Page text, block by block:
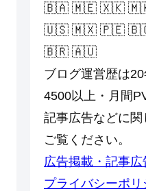
🇧🇦 🇲🇪 🇽🇰
🇺🇸 🇲🇽 🇵🇪
🇧🇷 🇦🇺
ブログ運営歴は
4500以上・月間
記事広告などに
ご覧ください。
広告掲載・記事広
プライバシーポリ